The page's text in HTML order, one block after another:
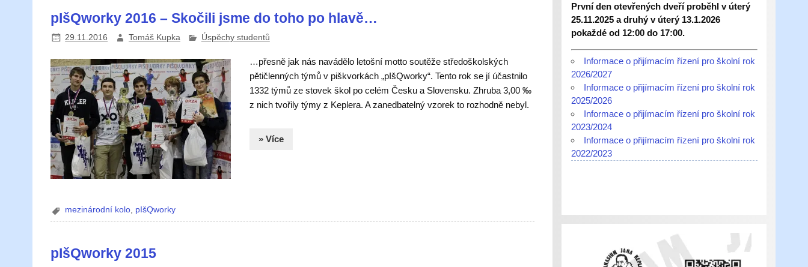
pIšQworky 2016 – Skočili jsme do toho po hlavě…
29.11.2016 Tomáš Kupka Úspěchy studentů
…přesně jak nás navádělo letošní motto soutěže středoškolských
pětičlenných týmů v piškvorkách „pIšQworky“. Tento rok se jí účastnilo
1332 týmů ze stovek škol po celém Česku a Slovensku. Zhruba 3,00 ‰
z nich tvořily týmy z Keplera. A zanedbatelný vzorek to rozhodně nebyl.
» Více
mezinárodní kolo, pIšQworky
pIšQworky 2015
První den otevřených dveří proběhl v úterý
25.11.2025 a druhý v úterý 13.1.2026
pokaždé od 12:00 do 17:00.
Informace o přijímacím řízení pro školní rok
2026/2027
Informace o přijímacím řízení pro školní rok
2025/2026
Informace o přijímacím řízení pro školní rok
2023/2024
Informace o přijímacím řízení pro školní rok
2022/2023